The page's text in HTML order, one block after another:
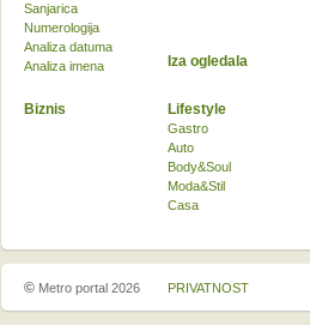
Biznis Lifestyle
Gastro
Auto
Body&Soul
Moda&Stil
Casa
Sanjarica
Numerologija
Analiza datuma
Analiza imena
Iza ogledala
© Metro portal 2026 PRIVATNOST